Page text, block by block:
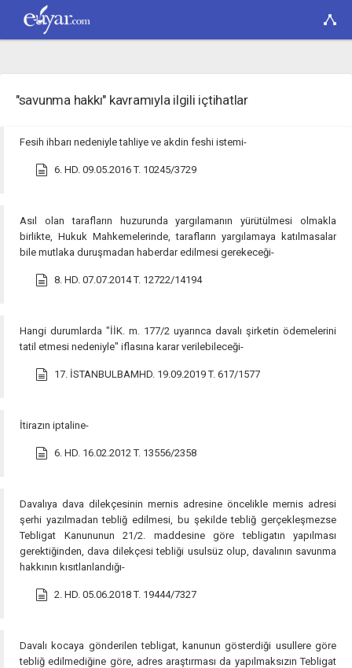
"savunma hakkı" kavramıyla ilgili içtihatlar
Fesih ihbarı nedeniyle tahliye ve akdin feshi istemi-
6. HD. 09.05.2016 T. 10245/3729
Asıl olan tarafların huzurunda yargılamanın yürütülmesi olmakla
birlikte, Hukuk Mahkemelerinde, tarafların yargılamaya katılmasalar
bile mutlaka duruşmadan haberdar edilmesi gerekeceği-
8. HD. 07.07.2014 T. 12722/14194
Hangi durumlarda "İİK. m. 177/2 uyarınca davalı şirketin ödemelerini
tatil etmesi nedeniyle" iflasına karar verilebileceği-
17. İSTANBULBAMHD. 19.09.2019 T. 617/1577
İtirazın iptaline-
6. HD. 16.02.2012 T. 13556/2358
Davalıya dava dilekçesinin mernis adresine öncelikle mernis adresi
şerhi yazılmadan tebliğ edilmesi, bu şekilde tebliğ gerçekleşmezse
Tebligat Kanununun 21/2. maddesine göre tebligatın yapılması
gerektiğinden, dava dilekçesi tebliği usulsüz olup, davalının savunma
hakkının kısıtlanlandığı-
2. HD. 05.06.2018 T. 19444/7327
Davalı kocaya gönderilen tebligat, kanunun gösterdiği usullere göre
tebliğ edilmediğine göre, adres araştırması da yapılmaksızın Tebligat